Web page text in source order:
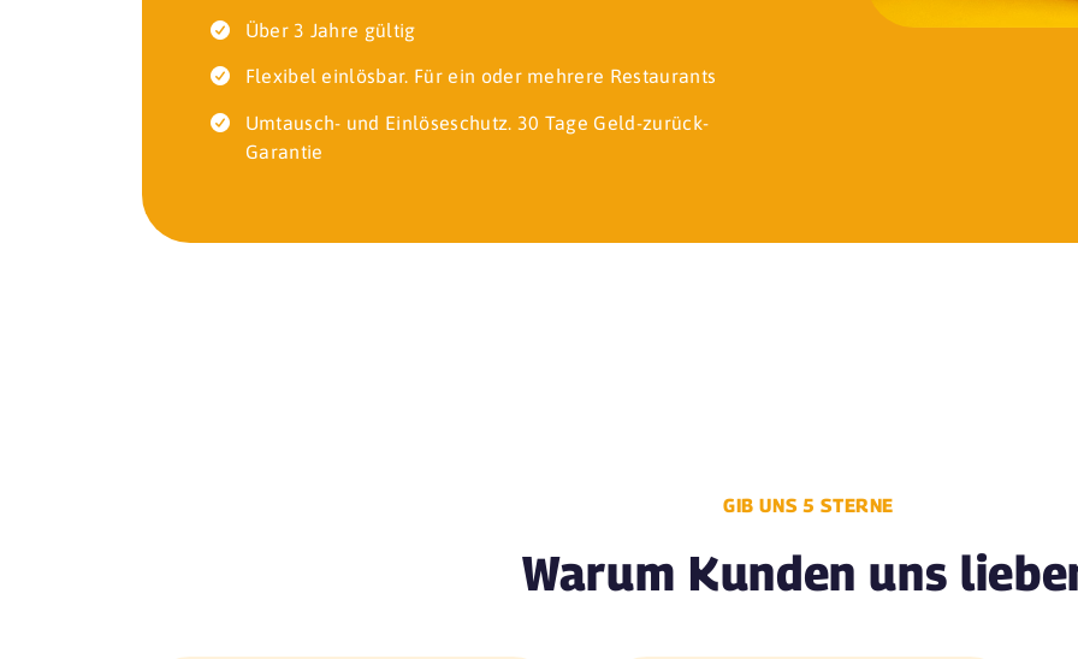
Über 3 Jahre gültig
Flexibel einlösbar. Für ein oder mehrere Restaurants
Umtausch- und Einlöseschutz. 30 Tage Geld-zurück-
Garantie
GIB UNS 5 STERNE
Warum Kunden uns